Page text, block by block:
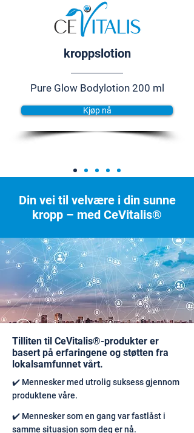
kroppslotion
Pure Glow Bodylotion 200 ml
Kjøp nå
Din vei til velvære i din sunne
kropp – med CeVitalis®
Tilliten til CeVitalis®-produkter er
basert på erfaringene og støtten fra
lokalsamfunnet vårt.
✔️ Mennesker med utrolig suksess gjennom
produktene våre.
✔️ Mennesker som en gang var fastlåst i
samme situasjon som deg er nå.